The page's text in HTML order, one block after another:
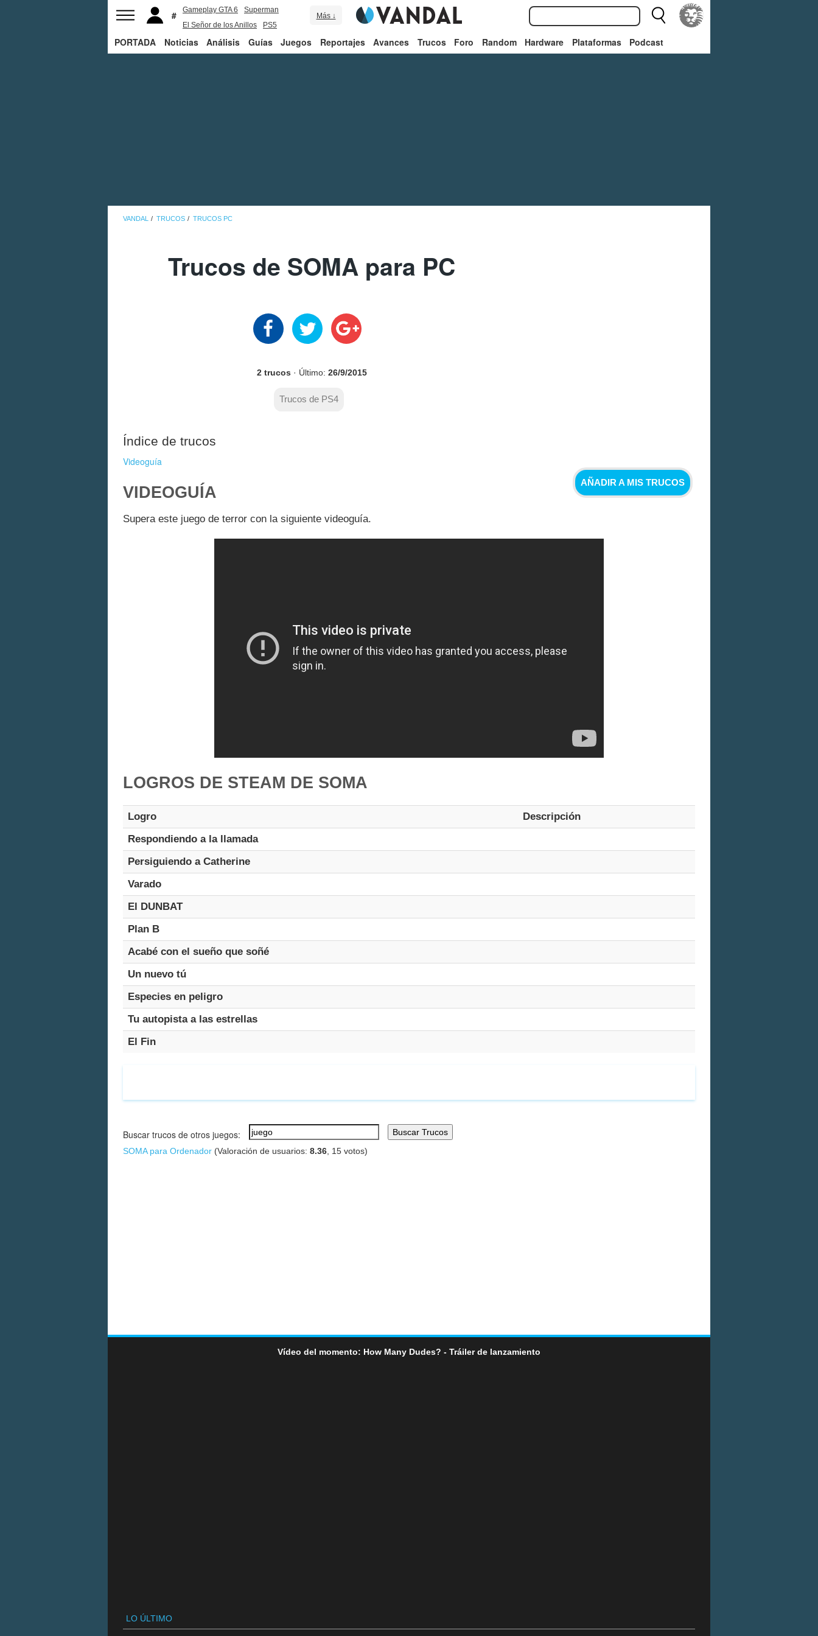
Gameplay GTA 6
Superman
El Señor de los Anillos
PS5
Más ↓
PORTADA Noticias Análisis Guías Juegos Reportajes Avances Trucos Foro Random Hardware Plataformas Podcast
VANDAL TRUCOS TRUCOS PC
Trucos de SOMA para PC
2 trucos · Último: 26/9/2015
Trucos de PS4
Índice de trucos
Videoguía
AÑADIR A MIS TRUCOS
VIDEOGUÍA
Supera este juego de terror con la siguiente videoguía.
LOGROS DE STEAM DE SOMA
Logro
Descripción
Respondiendo a la llamada
Persiguiendo a Catherine
Varado
El DUNBAT
Plan B
Acabé con el sueño que soñé
Un nuevo tú
Especies en peligro
Tu autopista a las estrellas
El Fin
Buscar trucos de otros juegos:
Buscar Trucos
SOMA para Ordenador (Valoración de usuarios: 8.36 15 votos)
Vídeo del momento: How Many Dudes? - Tráiler de lanzamiento
LO ÚLTIMO